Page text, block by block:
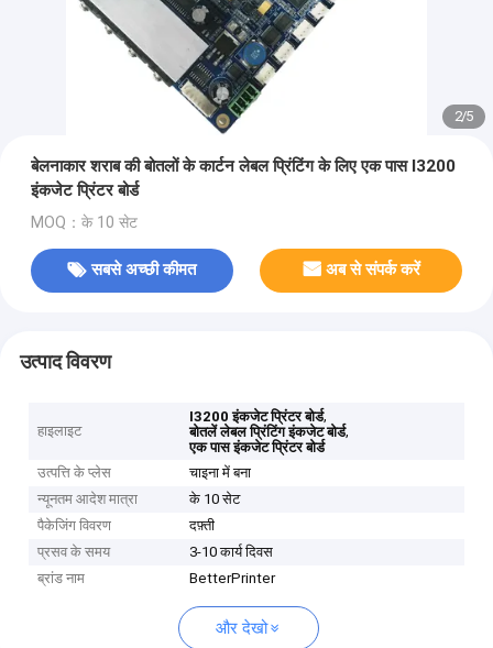
2/5
बेलनाकार शराब की बोतलों के कार्टन लेबल प्रिंटिंग के लिए एक पास I3200
इंकजेट प्रिंटर बोर्ड
MOQ：के 10 सेट
सबसे अच्छी कीमत अब से संपर्क करें
उत्पाद विवरण
हाइलाइट
I3200 इंकजेट प्रिंटर बोर्ड,
बोतलें लेबल प्रिंटिंग इंकजेट बोर्ड,
एक पास इंकजेट प्रिंटर बोर्ड
उत्पत्ति के प्लेस
चाइना में बना
न्यूनतम आदेश मात्रा
के 10 सेट
पैकेजिंग विवरण
दफ़्ती
प्रसव के समय
3-10 कार्य दिवस
ब्रांड नाम
BetterPrinter
और देखो